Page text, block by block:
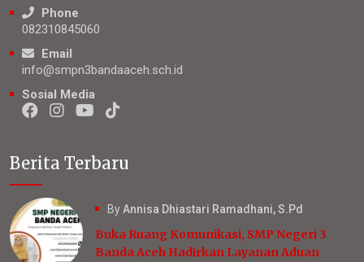
Phone
082310845060
Email
info@smpn3bandaaceh.sch.id
Sosial Media
Berita Terbaru
ByAnnisa Dhiastari Ramadhani, S.Pd
Buka Ruang Komunikasi, SMP Negeri 3
Banda Aceh Hadirkan Layanan Aduan